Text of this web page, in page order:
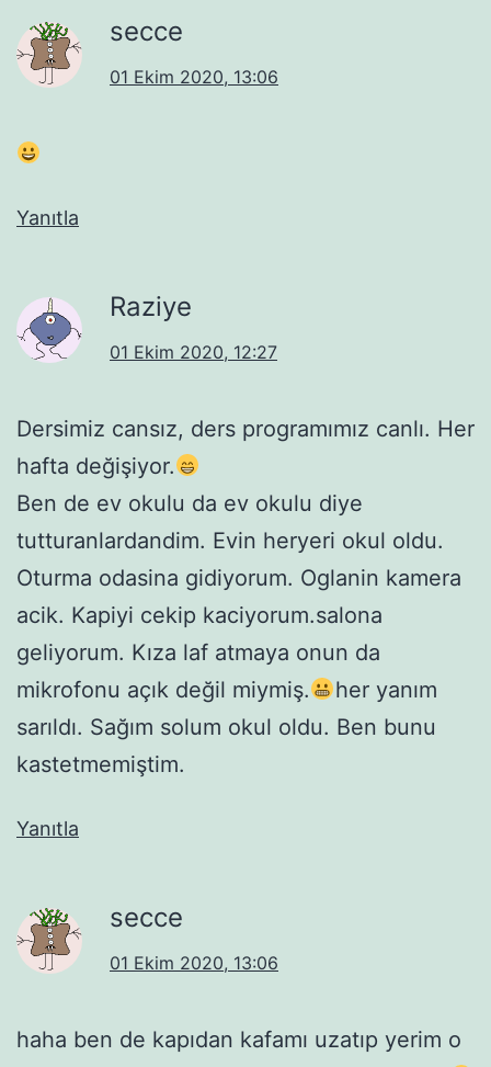
secce
01 Ekim 2020, 13:06
Yanıtla
Raziye
01 Ekim 2020, 12:27
Dersimiz cansız, ders programımız canlı. Her
hafta değişiyor.
Ben de ev okulu da ev okulu diye
tutturanlardandim. Evin heryeri okul oldu.
Oturma odasina gidiyorum. Oglanin kamera
acik. Kapiyi cekip kaciyorum.salona
geliyorum. Kıza laf atmaya onun da
mikrofonu açık değil miymiş.
her yanım
sarıldı. Sağım solum okul oldu. Ben bunu
kastetmemiştim.
Yanıtla
secce
01 Ekim 2020, 13:06
haha ben de kapıdan kafamı uzatıp yerim o